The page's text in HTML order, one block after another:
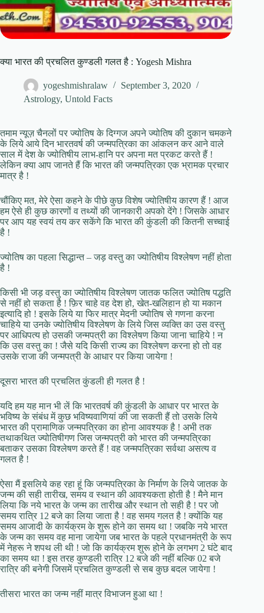
क्या भारत की प्रचलित कुण्डली गलत है : Yogesh Mishra
yogeshmishralaw
September 3, 2020
Astrology, Untold Facts
तमाम न्यूज़ चैनलों पर ज्योतिष के दिग्गज अपने ज्योतिष की दुकान चमकने
के लिये आये दिन भारतवर्ष की जन्मपत्रिका का आंकलन कर आने वाले
साल में देश के ज्योतिषीय लाभ-हानि पर अपना मत प्रकट करते हैं !
लेकिन क्या आप जानते हैं कि भारत की जन्मपत्रिका एक भ्रामक प्रचार
मात्र है !
चौंकिए मत, मेरे ऐसा कहने के पीछे कुछ विशेष ज्योतिषीय कारण हैं ! आज
हम ऐसे ही कुछ कारणों व तथ्यों की जानकारी अपको देंगे ! जिसके आधार
पर आप यह स्वयं तय कर सकेंगे कि भारत की कुंडली की कितनी सच्चाई
है !
ज्योतिष का पहला सिद्धान्त – जड़ वस्तु का ज्योतिषीय विश्लेषण नहीं होता
है !
किसी भी जड़ वस्तु का ज्योतिषीय विश्लेषण जातक फलित ज्योतिष पद्धति
से नहीं हो सकता है ! फ़िर चाहे वह देश हो, खेत-खलिहान हो या मकान
इत्यादि हो ! इसके लिये या फिर मात्र मेदनी ज्योतिष से गणना करना
चाहिये या उनके ज्योतिषीय विश्लेषण के लिये जिस व्यक्ति का उस वस्तु
पर आधिपत्य हो उसकी जन्मपत्री का विश्लेषण किया जाना चाहिये ! न
कि उस वस्तु का ! जैसे यदि किसी राज्य का विश्लेषण करना हो तो वह
उसके राजा की जन्मपत्री के आधार पर किया जायेगा !
दूसरा भारत की प्रचलित कुंडली ही गलत है !
यदि हम यह मान भी लें कि भारतवर्ष की कुंडली के आधार पर भारत के
भविष्य के संबंध में कुछ भविष्यवाणियां की जा सकती हैं तो उसके लिये
भारत की प्रामाणिक जन्मपत्रिका का होना आवश्यक है ! अभी तक
तथाकथित ज्योतिषीगण जिस जन्मपत्री को भारत की जन्मपत्रिका
बताकर उसका विश्लेषण करते हैं ! वह जन्मपत्रिका सर्वथा असत्य व
गलत है !
ऐसा मैं इसलिये कह रहा हूं कि जन्मपत्रिका के निर्माण के लिये जातक के
जन्म की सही तारीख, समय व स्थान की आवश्यकता होती है ! मैने मान
लिया कि नये भारत के जन्म का तारीख और स्थान तो सही है ! पर जो
समय रात्रि 12 बजे का लिया जाता है ! वह समय गलत है ! क्योंकि यह
समय आजादी के कार्यक्रम के शुरू होने का समय था ! जबकि नये भारत
के जन्म का समय वह माना जायेगा जब भारत के पहले प्रधानमंत्री के रूप
में नेहरू ने शपथ ली थी ! जो कि कार्यक्रम शुरू होने के लगभग 2 घंटे बाद
का समय था ! इस तरह कुण्डली रात्रि 12 बजे की नहीं बल्कि 02 बजे
रात्रि की बनेगी जिसमें प्रचलित कुण्डली से सब कुछ बदल जायेगा !
तीसरा भारत का जन्म नहीं मात्र विभाजन हुआ था !